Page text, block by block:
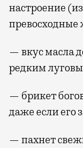
настроение
— вкус масла
редким
— брикет
даже если его
— пахнет